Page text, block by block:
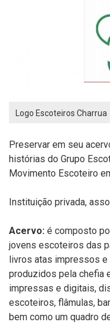
Logo Escoteiros Charrua
Preservar em seu
histórias do Grupo
Movimento Escoteiro
Instituição privada,
Acervo: é composto
jovens escoteiros das p
livros atas impressos
produzidos pela chefia
impressas e digitais,
escoteiros, flâmulas,
bem como um quadro